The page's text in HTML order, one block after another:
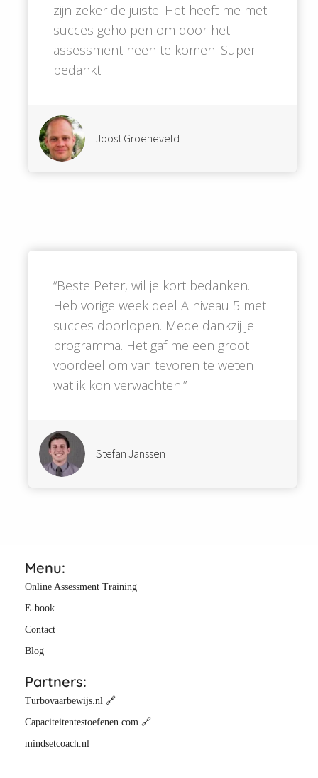
zijn zeker de juiste. Het heeft me met
succes geholpen om door het
assessment heen te komen. Super
bedankt!
Joost Groeneveld
“Beste Peter, wil je kort bedanken.
Heb vorige week deel A niveau 5 met
succes doorlopen. Mede dankzij je
programma. Het gaf me een groot
voordeel om van tevoren te weten
wat ik kon verwachten.”
Stefan Janssen
Menu:
Online Assessment Training
E-book
Contact
Blog
Partners:
Turbovaarbewijs.nl 🔗
Capaciteitentestoefenen.com 🔗
mindsetcoach.nl